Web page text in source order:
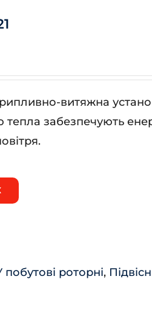
витяжна
тепла забезпечують
роторні,